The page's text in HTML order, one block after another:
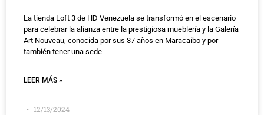
La tienda Loft 3 de HD Venezuela se transformó en el escenario
para celebrar la alianza entre la prestigiosa mueblería y la Galería
Art Nouveau, conocida por sus 37 años en Maracaibo y por
también tener una sede
LEER MÁS »
12/13/2024